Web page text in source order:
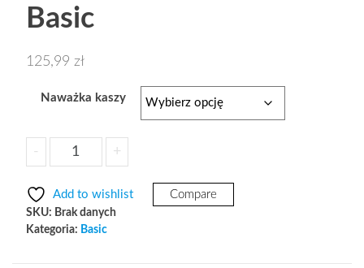
Basic
125,99 zł
Naważka kaszy
-
ilość
Najszybsza
+
Add to wishlist Compare
SKU: Brak danych
Kategoria: Basic